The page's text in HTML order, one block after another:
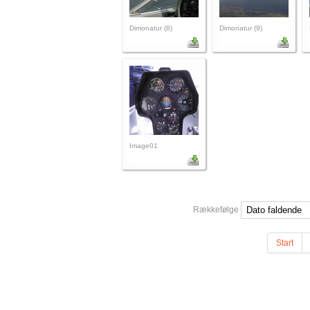
Dimonatur (8) Dimonatur (9)
Image01
Rækkefølge
Start